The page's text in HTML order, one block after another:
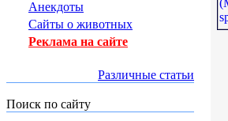
Анекдоты
Сайты о животных
Реклама на сайте
Различные статьи
Поиск по сайту